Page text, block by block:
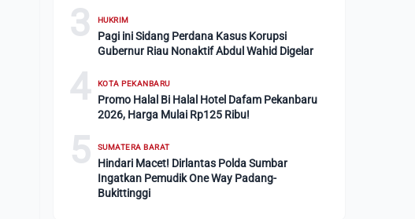
3 HUKRIM
Pagi ini Sidang Perdana Kasus Korupsi
Gubernur Riau Nonaktif Abdul Wahid Digelar
4 KOTA PEKANBARU
Promo Halal Bi Halal Hotel Dafam Pekanbaru
2026, Harga Mulai Rp125 Ribu!
5 SUMATERA BARAT
Hindari Macet! Dirlantas Polda Sumbar
Ingatkan Pemudik One Way Padang-
Bukittinggi